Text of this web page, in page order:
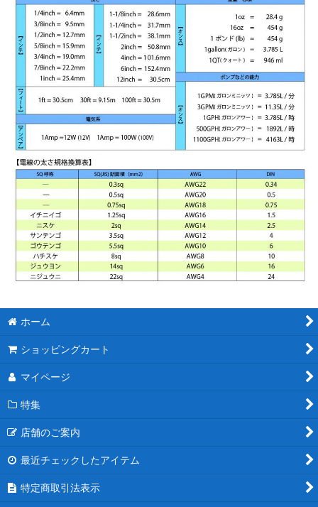
ホーム
ショッピングカート
マイページ
特集
店舗のご案内
最近チェックしたアイテム
特定商取引法表示